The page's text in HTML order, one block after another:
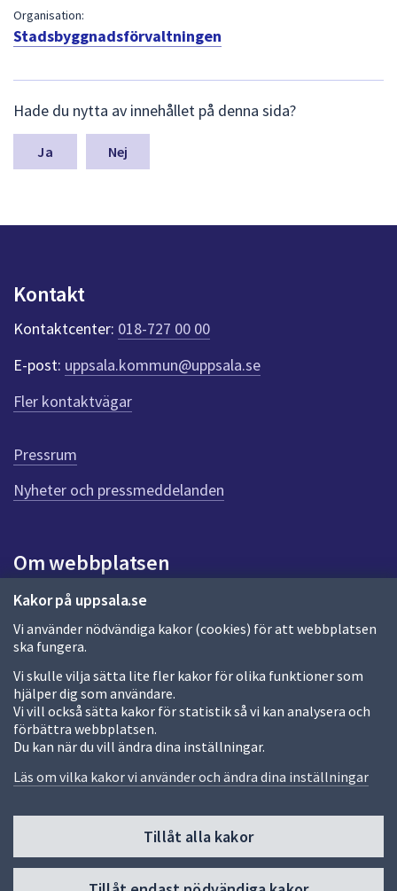
Kakor på uppsala.se
Vi använder nödvändiga kakor (cookies) för att webbplatsen
ska fungera.
Vi skulle vilja sätta lite fler kakor för olika funktioner som
hjälper dig som användare.
Vi vill också sätta kakor för statistik så vi kan analysera och
förbättra webbplatsen.
Du kan när du vill ändra dina inställningar.
Läs om vilka kakor vi använder och ändra dina inställningar
Tillåt alla kakor
Organisation:
Stadsbyggnadsförvaltningen
ä
m
a
n
k
t
e
r
f
ö
r
e
n
n
a
d
a
Hade du nytta av innehållet på denna sida?
Nej
Kontakt
Kontaktcenter: 018-727 00 00
E-post: uppsala.kommun@uppsala.se
Fler kontaktvägar
Pressrum
Nyheter och pressmeddelanden
Om webbplatsen
Om webbplatsen
Allmänna handlingar och diarium
Behandling av personuppgifter
Kakor
Språk (other languages)
Tillgänglighetsredogörelse
Fler sätt att följa oss